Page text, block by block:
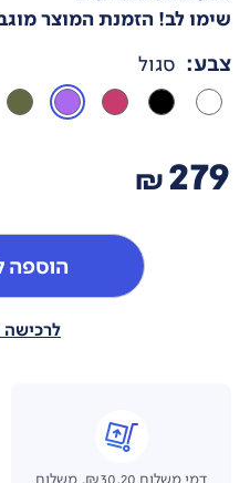
שימו לב! הזמנת המוצר מוגבלת ל-עד 2
צבע: סגול
279
₪
הוספה
לרכישה
דמי משלוח ₪30.20, משלוח